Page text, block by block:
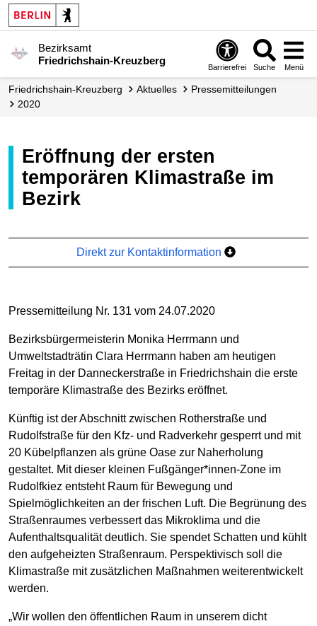
Bezirksamt
Friedrichshain-Kreuzberg
Barrierefrei Suche Menü
Friedrichshain-Kreuzberg Aktuelles
Presse­mitteilungen
2020
Eröffnung der ersten
temporären Klimastraße im
Bezirk
Direkt zur Kontaktinformation
Pressemitteilung Nr. 131 vom 24.07.2020
Bezirksbürgermeisterin Monika Herrmann und
Umweltstadträtin Clara Herrmann haben am heutigen
Freitag in der Danneckerstraße in Friedrichshain die erste
temporäre Klimastraße des Bezirks eröffnet.
Künftig ist der Abschnitt zwischen Rotherstraße und
Rudolfstraße für den Kfz- und Radverkehr gesperrt und mit
20 Kübelpflanzen als grüne Oase zur Naherholung
gestaltet. Mit dieser kleinen Fußgänger*innen-Zone im
Rudolfkiez entsteht Raum für Bewegung und
Spielmöglichkeiten an der frischen Luft. Die Begrünung des
Straßenraumes verbessert das Mikroklima und die
Aufenthaltsqualität deutlich. Sie spendet Schatten und kühlt
den aufgeheizten Straßenraum. Perspektivisch soll die
Klimastraße mit zusätzlichen Maßnahmen weiterentwickelt
werden.
„Wir wollen den öffentlichen Raum in unserem dicht